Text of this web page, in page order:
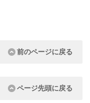
前のページに戻る
ページ先頭に戻る